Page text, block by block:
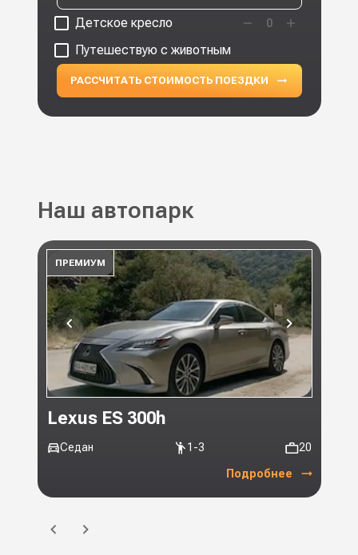
Детское кресло 0
Путешествую с животным
РАССЧИТАТЬ СТОИМОСТЬ ПОЕЗДКИ
Наш автопарк
ПРЕМИУМ
Lexus ES 300h
Седан 1-3 20
Подробнее